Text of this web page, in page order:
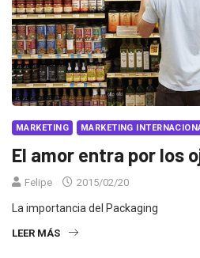
MARKETING MARKETING
El amor entra por los
Felipe 2015/02/20
La importancia del Packaging
LEER MÁS